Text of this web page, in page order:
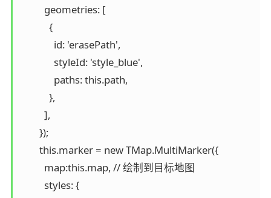
          geometries: [
            {
              id: 'erasePath',
              styleId: 'style_blue',
              paths: this.path,
            },
          ],
        });
        this.marker = new TMap.MultiMarker({
          map:this.map, // 绘制到目标地图
          styles: {